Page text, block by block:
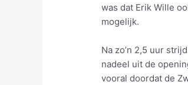
was dat Erik Wille
mogelijk.
Na zo’n 2,5 uur
nadeel uit de
vooral doordat de